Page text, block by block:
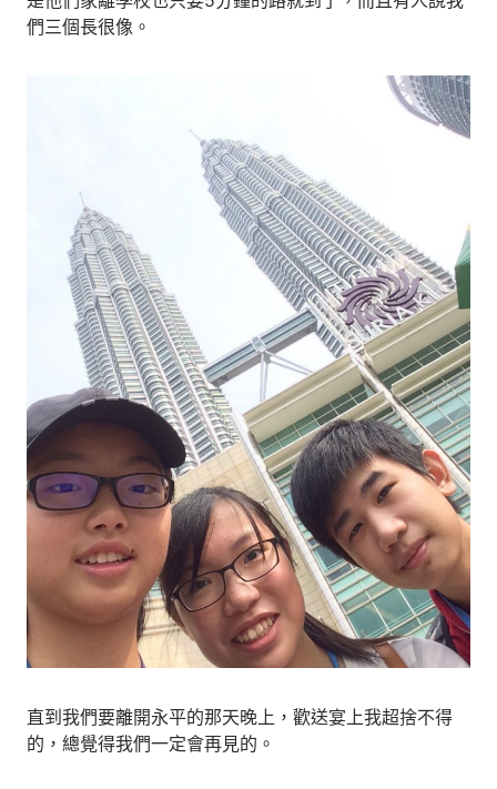
們三個長很像。
直到我們要離開永平的那天晚上，歡送宴上我超捨不得
的，總覺得我們一定會再見的。